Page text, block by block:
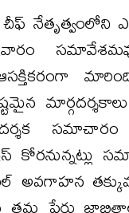
నేతృత్వంలోని
సమాచారం
కోరనున్నట్లు
అవగాహన